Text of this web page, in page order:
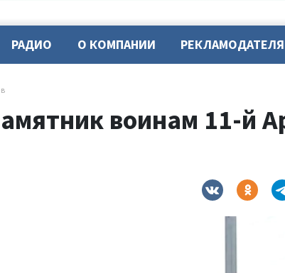
РАДИО О КОМПАНИИ
воинам 11-й